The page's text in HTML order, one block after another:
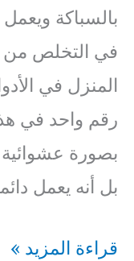
بالسباكة
في التخلص من
المنزل في
رقم واحد في
بصورة
بل أنه يعمل
فني
قراءة المزيد »